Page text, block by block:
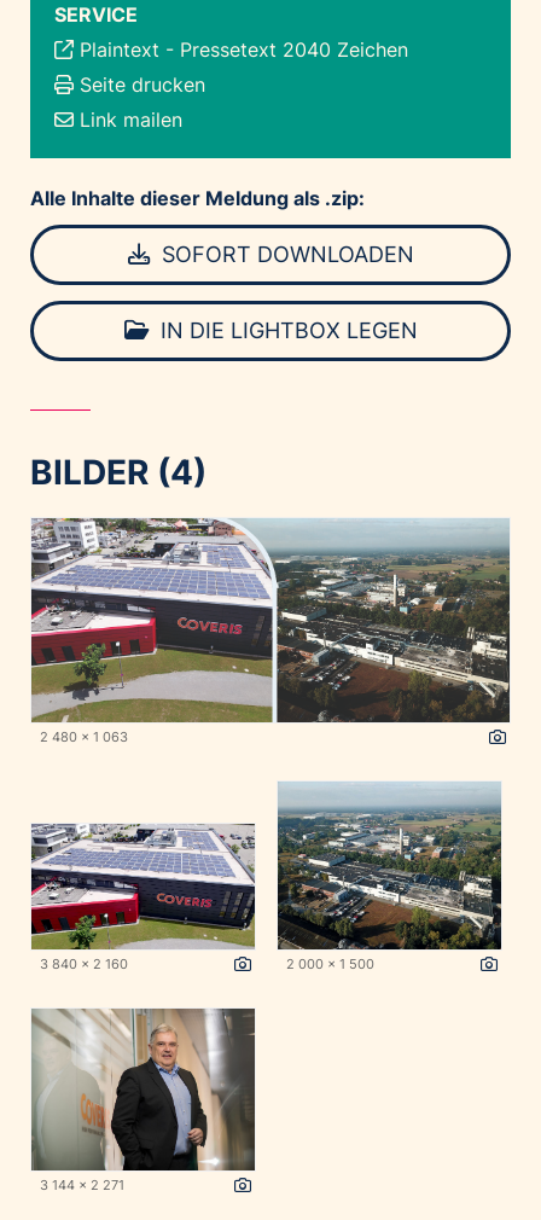
SERVICE
Plaintext - Pressetext 2040 Zeichen
Seite drucken
Link mailen
Alle Inhalte dieser Meldung als .zip:
SOFORT DOWNLOADEN
IN DIE LIGHTBOX LEGEN
BILDER (4)
2 480 x 1 063
3 840 x 2 160 2 000 x 1 500
3 144 x 2 271